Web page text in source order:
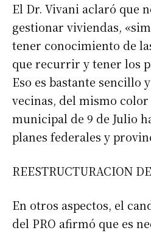
El Dr. Vivani aclaró que
gestionar viviendas,
tener conocimiento de
que recurrir y tener los
Eso es bastante sencillo
vecinas, del mismo
municipal de 9 de Julio
planes federales y
REESTRUCTURACION
En otros aspectos, el
del PRO afirmó que es